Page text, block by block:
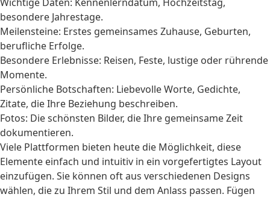
besondere Jahrestage.
Meilensteine: Erstes gemeinsames Zuhause, Geburten,
berufliche Erfolge.
Besondere Erlebnisse: Reisen, Feste, lustige oder rührende
Momente.
Persönliche Botschaften: Liebevolle Worte, Gedichte,
Zitate, die Ihre Beziehung beschreiben.
Fotos: Die schönsten Bilder, die Ihre gemeinsame Zeit
dokumentieren.
Viele Plattformen bieten heute die Möglichkeit, diese
Elemente einfach und intuitiv in ein vorgefertigtes Layout
einzufügen. Sie können oft aus verschiedenen Designs
wählen, die zu Ihrem Stil und dem Anlass passen. Fügen